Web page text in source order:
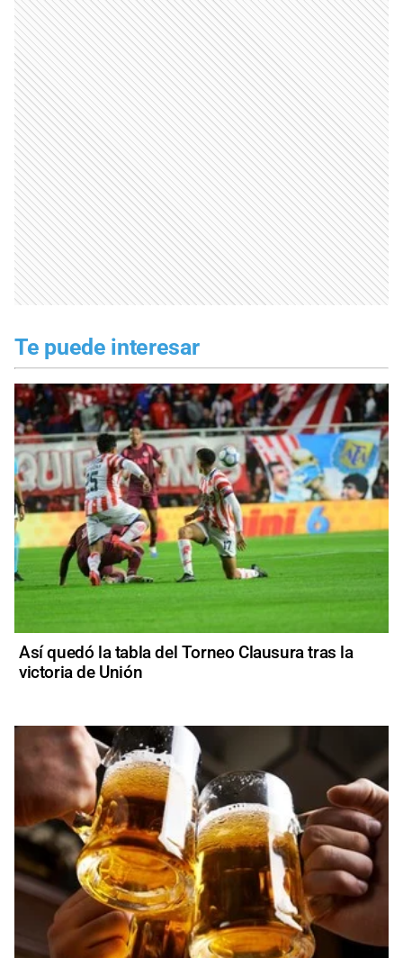
Te puede interesar
Así quedó la tabla del Torneo Clausura tras la
victoria de Unión